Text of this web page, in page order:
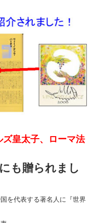
皇太子、ローマ法
も贈られまし
を代表する著名人に『世界